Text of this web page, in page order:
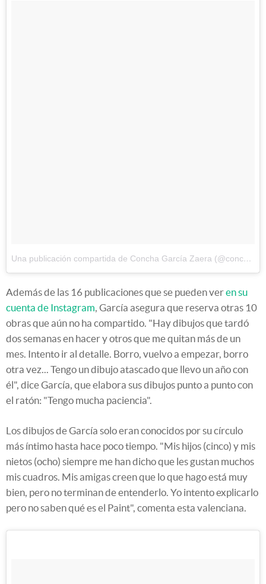
Una publicación compartida de Concha García Zaera (@conchagzaera)
Además de las 16 publicaciones que se pueden veren su
cuenta de Instagram, García asegura que reserva otras 10
obras que aún no ha compartido. "Hay dibujos que tardó
dos semanas en hacer y otros que me quitan más de un
mes. Intento ir al detalle. Borro, vuelvo a empezar, borro
otra vez... Tengo un dibujo atascado que llevo un año con
él", dice García, que elabora sus dibujos punto a punto con
el ratón: "Tengo mucha paciencia".
Los dibujos de García solo eran conocidos por su círculo
más íntimo hasta hace poco tiempo. "Mis hijos (cinco) y mis
nietos (ocho) siempre me han dicho que les gustan muchos
mis cuadros. Mis amigas creen que lo que hago está muy
bien, pero no terminan de entenderlo. Yo intento explicarlo
pero no saben qué es el Paint", comenta esta valenciana.